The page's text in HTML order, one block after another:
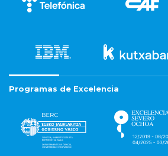
Programas de Excelencia